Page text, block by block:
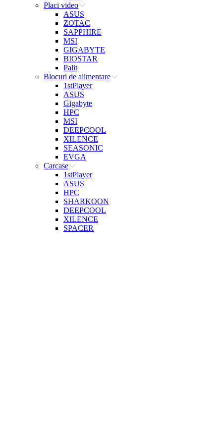
Placi video
ASUS
ZOTAC
SAPPHIRE
MSI
GIGABYTE
BIOSTAR
Palit
Blocuri de alimentare
1stPlayer
ASUS
Gigabyte
HPC
MSI
DEEPCOOL
XILENCE
SEASONIC
EVGA
Carcase
1stPlayer
ASUS
HPC
SHARKOON
DEEPCOOL
XILENCE
SPACER